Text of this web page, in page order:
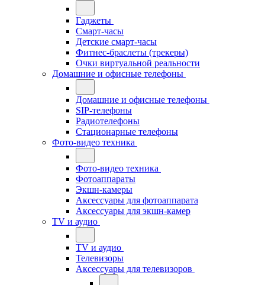
Гаджеты
Смарт-часы
Детские смарт-часы
Фитнес-браслеты (трекеры)
Очки виртуальной реальности
Домашние и офисные телефоны
Домашние и офисные телефоны
SIP-телефоны
Радиотелефоны
Стационарные телефоны
Фото-видео техника
Фото-видео техника
Фотоаппараты
Экшн-камеры
Аксессуары для фотоаппарата
Аксессуары для экшн-камер
TV и аудио
TV и аудио
Телевизоры
Аксессуары для телевизоров